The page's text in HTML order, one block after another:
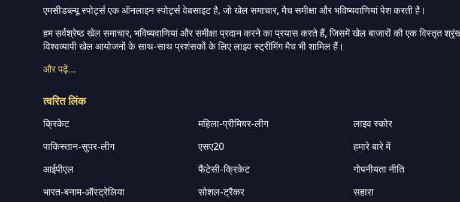
एमसीडब्ल्यू स्पोर्ट्स एक ऑनलाइन स्पोर्ट्स वेबसाइट है, जो खेल समाचार, मैच समीक्षा और भविष्यवाणियां पेश करती है।
हम सर्वश्रेष्ठ खेल समाचार, भविष्यवाणियां और समीक्षा प्रदान करने का प्रयास करते हैं, जिसमें खेल बाजारों की एक विस्तृत
विश्वव्यापी खेल आयोजनों के साथ-साथ प्रशंसकों के लिए लाइव स्ट्रीमिंग मैच भी शामिल हैं।
और पढ़ें…
त्वरित लिंक
क्रिकेट महिला-प्रीमियर-लीग
लाइव स्कोर
पाकिस्तान-सुपर-लीग
एसए20
हमारे बारे में
आईपीएल
फैंटेसी-क्रिकेट
गोपनीयता नीति
भारत-बनाम-ऑस्ट्रेलिया
सोशल-ट्रैकर सहारा